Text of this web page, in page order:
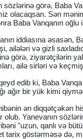
sözlərinə görə, Baba
olacaqsan. Sən
Baba Vanqanın
iddiasına əsasən,
ailələri və gizli
görə, ziyarətçilərin
ailə sirləri və
edib ki, Baba
ağır bir yük kimi
ən diqqətçəkən
olub. Yanevanın
"uzun, qanlı və
tarix göstərməsə də,